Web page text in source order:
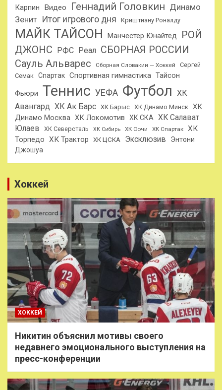
Карпин
Видео Геннадий Головкин Динамо
Зенит Итог игрового дня Криштиану Роналду
МАЙК ТАЙСОН Манчестер Юнайтед
РОЙ
ДЖОНС
РФС Реал СБОРНАЯ РОССИИ
Сауль Альварес Сборная Словакии — Хоккей
Сергей
Семак Спартак Спортивная гимнастика Тайсон
Фьюри Теннис УЕФА Футбол ХК
Авангард ХК Ак Барс ХК Барыс ХК Динамо Минск ХК
Динамо Москва ХК Локомотив ХК СКА ХК Салават
Юлаев
ХК Северсталь ХК Сибирь ХК Сочи ХК Спартак
ХК
Торпедо ХК Трактор ХК ЦСКА Эксклюзив
Энтони
Джошуа
Хоккей
ХОККЕЙ
Никитин объяснил мотивы своего
недавнего эмоционального выступления на
пресс-конференции